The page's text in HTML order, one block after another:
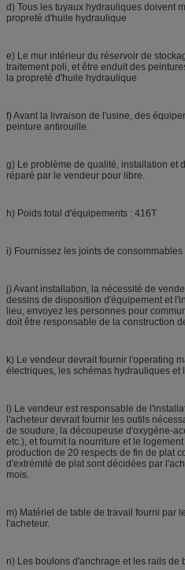
d) Tous les tuyaux hydrauliques doivent
propreté d'huile hydraulique
e) Le mur intérieur du réservoir de
traitement poli, et être enduit des
la propreté d'huile hydraulique
f) Avant la livraison de l'usine, des
peinture antirouille.
g) Le problème de qualité, installation et
réparé par le vendeur pour libre.
h) Poids total d'équipements : 416T
i) Fournissez les joints de
j) Avant installation, la nécessité de
dessins de disposition d'équipement et
lieu, envoyez les personnes pour
doit être responsable de la construction
k) Le vendeur devrait fournir l'operating
électriques, les schémas hydrauliques
l) Le vendeur est responsable de
l'acheteur devrait fournir les outils
de soudure, la découpeuse d'oxygène-
etc.), et fournit la nourriture et le
production de 20 respects de fin de plat
d'extrémité de plat sont décidées par
mois.
m) Matériel de table de travail fourni par
l'acheteur.
n) Les boulons d'anchrage et les rails de